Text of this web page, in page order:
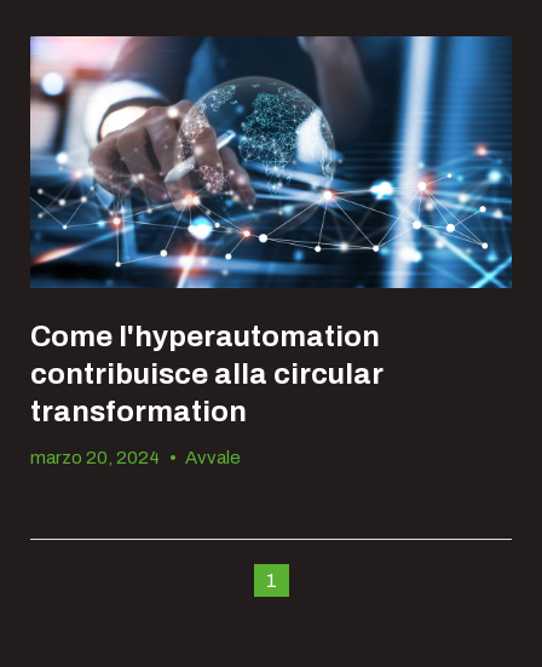
Come l'hyperautomation
contribuisce alla circular
transformation
marzo 20, 2024 • Avvale
1